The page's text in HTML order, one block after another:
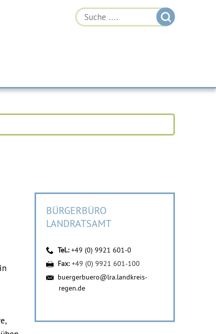
BÜRGERBÜRO
LANDRATSAMT
Tel.:+49 (0) 9921 601-0
Fax:+49 (0) 9921 601-100
buergerbuero@lra.landkreis-
regen.de